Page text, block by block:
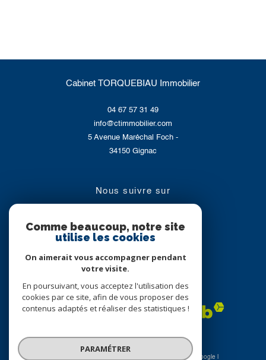
Cabinet TORQUEBIAU Immobilier
04 67 57 31 49
info@ctimmobilier.com
5 Avenue Maréchal Foch -
34150
Gignac
nous suivre sur
Adhérents
© 2026 | Tous droits réservés | Traduction powered by Google |
Comme beaucoup, notre site
utilise les cookies
On aimerait vous accompagner pendant
votre visite.
En poursuivant, vous acceptez l'utilisation des
cookies par ce site, afin de vous proposer des
contenus adaptés et réaliser des statistiques !
PARAMÉTRER